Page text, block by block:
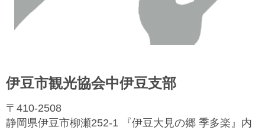
伊豆市観光協会中伊豆支部
〒410-2508
静岡県伊豆市柳瀬252-1 『伊豆大見の郷 季多楽』内